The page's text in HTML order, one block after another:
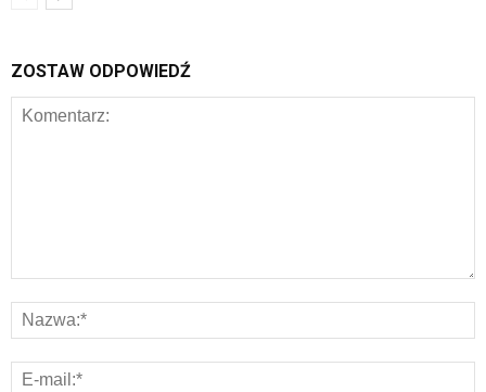
ZOSTAW ODPOWIEDŹ